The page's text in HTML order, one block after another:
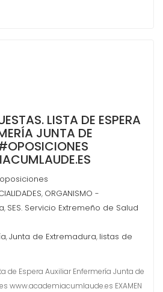
LISTA DE ESPERA
JUNTA DE
, ORGANISMO -
, SES. Servicio Extremeño de Salud
,Junta de Extremadura, listas de
de Espera Auxiliar Enfermería Junta de
www.academiacumlaude.es EXAMEN